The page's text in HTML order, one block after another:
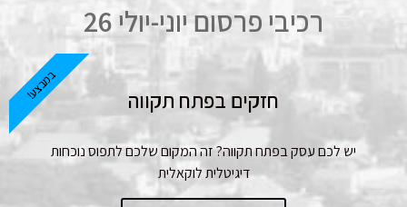
רכיבי פרסום יוני-יולי 26
חזקים בפתח תקווה
יש לכם עסק בפתח תקווה? זה המקום שלכם לתפוס נוכחות
דיגיטלית לוקאלית
במבצע!